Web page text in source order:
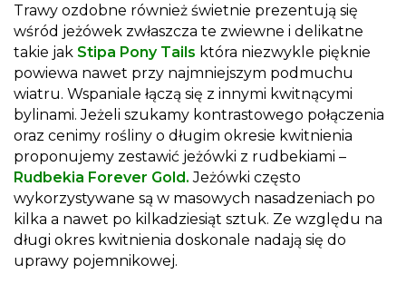
Trawy ozdobne również świetnie prezentują się
wśród jeżówek zwłaszcza te zwiewne i delikatne
takie jak Stipa Pony Tails która niezwykle pięknie
powiewa nawet przy najmniejszym podmuchu
wiatru. Wspaniale łączą się z innymi kwitnącymi
bylinami. Jeżeli szukamy kontrastowego połączenia
oraz cenimy rośliny o długim okresie kwitnienia
proponujemy zestawić jeżówki z rudbekiami –
Rudbekia Forever Gold. Jeżówki często
wykorzystywane są w masowych nasadzeniach po
kilka a nawet po kilkadziesiąt sztuk. Ze względu na
długi okres kwitnienia doskonale nadają się do
uprawy pojemnikowej.